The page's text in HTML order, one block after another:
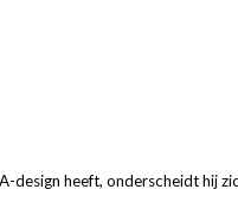
design heeft, onderscheidt hij